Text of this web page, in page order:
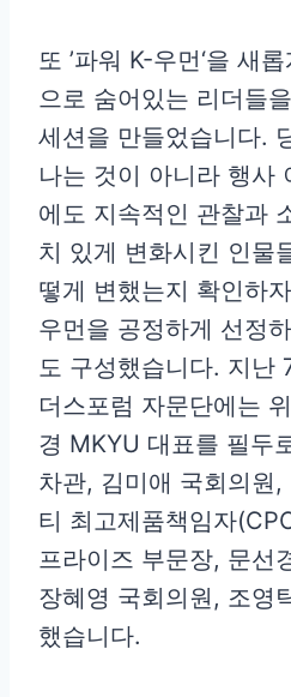
또 ’파워 K-우먼‘을 새
으로 숨어있는 리더들
세션을 만들었습니다.
나는 것이 아니라 행사
에도 지속적인 관찰과
치 있게 변화시킨 인물
떻게 변했는지 확인하
우먼을 공정하게 선정
도 구성했습니다. 지난
더스포럼 자문단에는
경 MKYU 대표를 필두
차관, 김미애 국회의원,
티 최고제품책임자
프라이즈 부문장, 문선
장혜영 국회의원, 조영
했습니다.